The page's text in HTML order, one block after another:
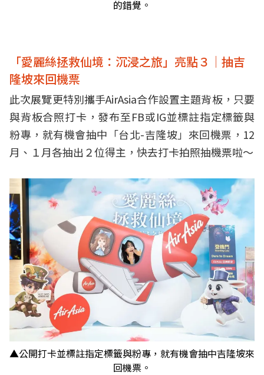
的錯覺。
「愛麗絲拯救仙境：沉浸之旅」亮點３｜抽吉
隆坡來回機票
此次展覽更特別攜手AirAsia合作設置主題背板，只要
與背板合照打卡，發布至FB或IG並標註指定標籤與
粉專，就有機會抽中「台北-吉隆坡」來回機票，12
月、１月各抽出２位得主，快去打卡拍照抽機票啦～
▲公開打卡並標註指定標籤與粉專，就有機會抽中吉隆坡來
回機票。